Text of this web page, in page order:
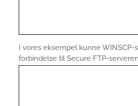
I vores eksempel kunne
forbindelse til Secure FTP-